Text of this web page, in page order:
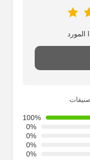
100%
0%
0%
0%
0%